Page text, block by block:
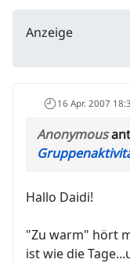
Anzeige
16 Apr. 2007
Anonymous
Hallo Daidi!
"Zu warm" hört
ist wie die